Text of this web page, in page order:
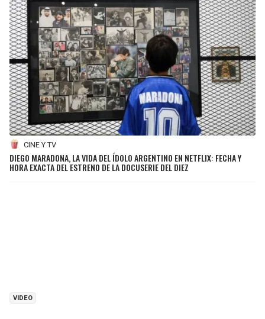
CINE Y TV
DIEGO MARADONA, LA VIDA DEL ÍDOLO ARGENTINO EN NETFLIX: FECHA Y
HORA EXACTA DEL ESTRENO DE LA DOCUSERIE DEL DIEZ
VIDEO